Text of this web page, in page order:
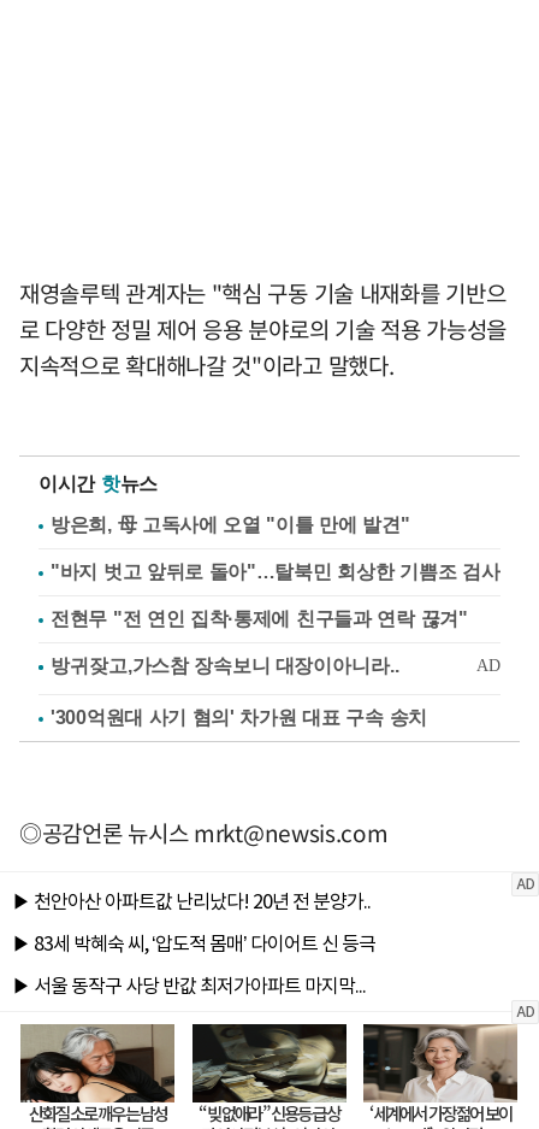
재영솔루텍 관계자는 "핵심 구동 기술 내재화를 기반으
로 다양한 정밀 제어 응용 분야로의 기술 적용 가능성을
지속적으로 확대해나갈 것"이라고 말했다.
이시간 핫뉴스
방은희, 母 고독사에 오열 "이틀 만에 발견"
"바지 벗고 앞뒤로 돌아"…탈북민 회상한 기쁨조 검사
전현무 "전 연인 집착·통제에 친구들과 연락 끊겨"
'300억원대 사기 혐의' 차가원 대표 구속 송치
◎공감언론 뉴시스mrkt@newsis.com